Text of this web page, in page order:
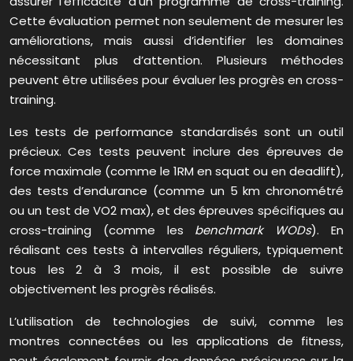
Cette évaluation permet non seulement de mesurer les
améliorations, mais aussi d’identifier les domaines
nécessitant plus d’attention. Plusieurs méthodes
peuvent être utilisées pour évaluer les progrès en cross-
training.
Les tests de performance standardisés sont un outil
précieux. Ces tests peuvent inclure des épreuves de
force maximale (comme le 1RM en squat ou en deadlift),
des tests d’endurance (comme un 5 km chronométré
ou un test de VO2 max), et des épreuves spécifiques au
cross-training (comme les benchmark WODs). En
réalisant ces tests à intervalles réguliers, typiquement
tous les 2 à 3 mois, il est possible de suivre
objectivement les progrès réalisés.
L’utilisation de technologies de suivi, comme les
montres connectées ou les applications de fitness,